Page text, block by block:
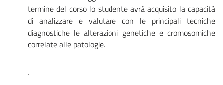
termine del corso lo studente avrà acquisito la capacità
di analizzare e valutare con le principali tecniche
diagnostiche le alterazioni genetiche e cromosomiche
correlate alle patologie.
.